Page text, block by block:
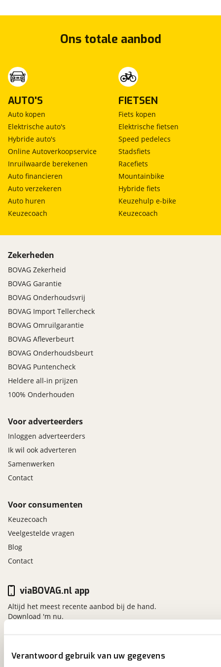
Verantwoord gebruik van uw gegevens
Ons totale aanbod
AUTO'S
Auto kopen
Elektrische auto's
Hybride auto's
Online Autoverkoopservice
Inruilwaarde berekenen
Auto financieren
Auto verzekeren
Auto huren
Keuzecoach
FIETSEN
Fiets kopen
Elektrische fietsen
Speed pedelecs
Stadsfiets
Racefiets
Mountainbike
Hybride fiets
Keuzehulp e-bike
Keuzecoach
Zekerheden
BOVAG Zekerheid
BOVAG Garantie
BOVAG Onderhoudsvrij
BOVAG Import Tellercheck
BOVAG Omruilgarantie
BOVAG Afleverbeurt
BOVAG Onderhoudsbeurt
BOVAG Puntencheck
Heldere all-in prijzen
100% Onderhouden
Voor adverteerders
Inloggen adverteerders
Ik wil ook adverteren
Samenwerken
Contact
Voor consumenten
Keuzecoach
Veelgestelde vragen
Blog
Contact
viaBOVAG.nl
viaBOVAG.nl app
Altijd het meest recente aanbod bij de hand.
Download 'm nu.